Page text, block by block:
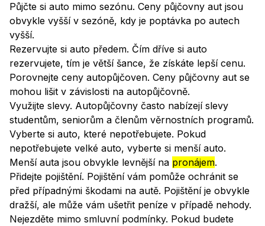
Půjčte si auto mimo sezónu. Ceny půjčovny aut jsou
obvykle vyšší v sezóně, kdy je poptávka po autech
vyšší.
Rezervujte si auto předem. Čím dříve si auto
rezervujete, tím je větší šance, že získáte lepší cenu.
Porovnejte ceny autopůjčoven. Ceny půjčovny aut se
mohou lišit v závislosti na autopůjčovně.
Využijte slevy. Autopůjčovny často nabízejí slevy
studentům, seniorům a členům věrnostních programů.
Vyberte si auto, které nepotřebujete. Pokud
nepotřebujete velké auto, vyberte si menší auto.
Menší auta jsou obvykle levnější na pronájem.
Přidejte pojištění. Pojištění vám pomůže ochránit se
před případnými škodami na autě. Pojištění je obvykle
dražší, ale může vám ušetřit peníze v případě nehody.
Nejezděte mimo smluvní podmínky. Pokud budete